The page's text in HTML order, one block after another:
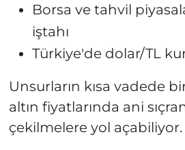
Borsa ve tahvil
iştahı
Türkiye'de dolar/TL
Unsurların kısa vadede
altın fiyatlarında ani
çekilmelere yol açabiliyor.